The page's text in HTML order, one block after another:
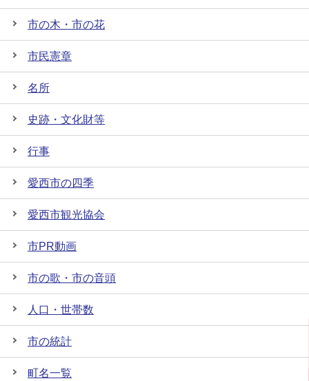
市の木・市の花
市民憲章
名所
史跡・文化財等
行事
愛西市の四季
愛西市観光協会
市PR動画
市の歌・市の音頭
人口・世帯数
市の統計
町名一覧